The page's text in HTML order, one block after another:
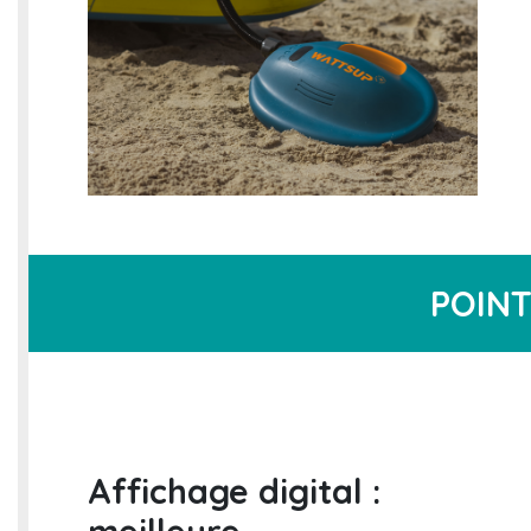
Affichage digital :